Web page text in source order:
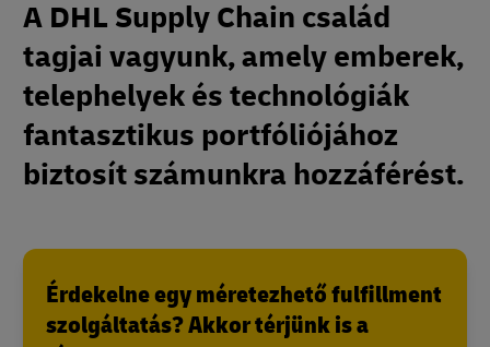
A DHL Supply Chain család
tagjai vagyunk, amely emberek,
telephelyek és technológiák
fantasztikus portfóliójához
biztosít számunkra hozzáférést.
Érdekelne egy méretezhető fulfillment
szolgáltatás? Akkor térjünk is a